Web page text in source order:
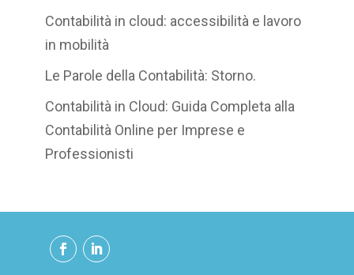
Contabilità in cloud: accessibilità e lavoro
in mobilità
Le Parole della Contabilità: Storno.
Contabilità in Cloud: Guida Completa alla
Contabilità Online per Imprese e
Professionisti